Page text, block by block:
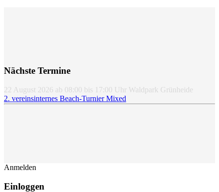
Nächste Termine
22 August 2026 ab 08:00 bis 17:00 Uhr Waldpark Grünheide
2. vereinsinternes Beach-Turnier Mixed
Anmelden
Einloggen